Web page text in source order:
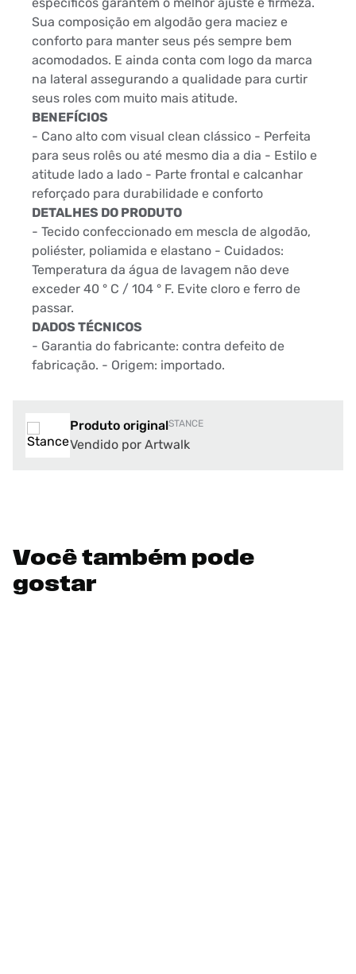
Sua composição em algodão gera maciez e
conforto para manter seus pés sempre bem
acomodados. E ainda conta com logo da marca
na lateral assegurando a qualidade para curtir
seus roles com muito mais atitude.
BENEFÍCIOS
- Cano alto com visual clean clássico - Perfeita
para seus rolês ou até mesmo dia a dia - Estilo e
atitude lado a lado - Parte frontal e calcanhar
reforçado para durabilidade e conforto
DETALHES DO PRODUTO
- Tecido confeccionado em mescla de algodão,
poliéster, poliamida e elastano - Cuidados:
Temperatura da água de lavagem não deve
exceder 40 ° C / 104 ° F. Evite cloro e ferro de
passar.
DADOS TÉCNICOS
- Garantia do fabricante: contra defeito de
fabricação. - Origem: importado.
Produto originalSTANCE
Vendido por Artwalk
Você também pode
gostar